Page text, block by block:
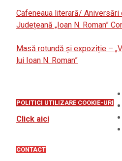
Cafeneaua literară/
Județeană „Ioan N. Roman”
Masă rotundă și expoziție –
lui Ioan N. Roman”
POLITICI UTILIZARE COOKIE-URI
Click aici
CONTACT